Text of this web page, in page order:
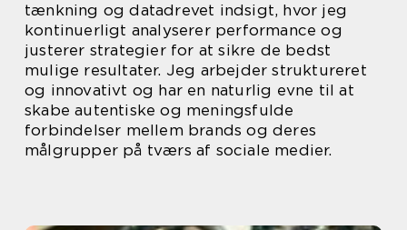
tænkning og datadrevet indsigt, hvor jeg
kontinuerligt analyserer performance og
justerer strategier for at sikre de bedst
mulige resultater. Jeg arbejder struktureret
og innovativt og har en naturlig evne til at
skabe autentiske og meningsfulde
forbindelser mellem brands og deres
målgrupper på tværs af sociale medier.